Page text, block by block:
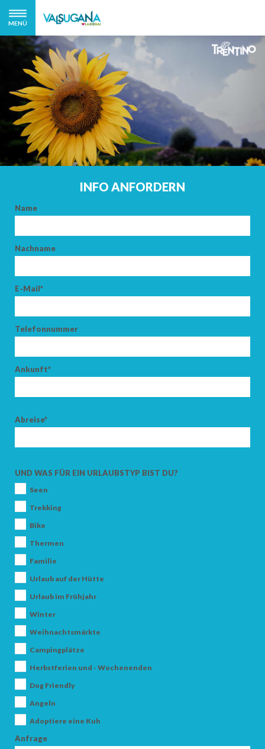
MENÜ
INFO ANFORDERN
Name
Nachname
E-Mail*
Telefonnummer
Ankunft*
Abreise*
UND WAS FÜR EIN URLAUBSTYP BIST DU?
Seen
Trekking
Bike
Thermen
Familie
Urlaub auf der Hütte
Urlaub im Frühjahr
Winter
Weihnachtsmärkte
Campingplätze
Herbstferien und - Wochenenden
Dog Friendly
Angeln
Adoptiere eine Kuh
Anfrage